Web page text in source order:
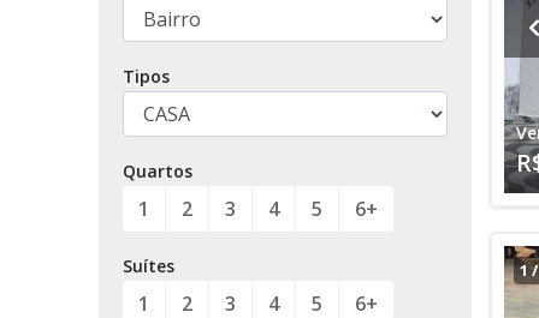
Tipos
Quartos
1 2 3 4 5 6+
Suítes
1 2 3 4 5 6+
1